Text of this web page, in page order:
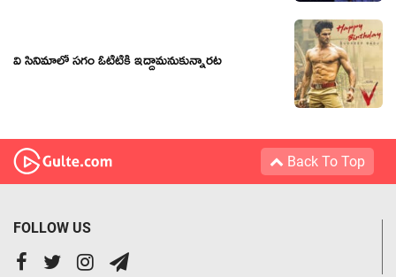
వి సినిమాలో స‌గం ఓటీటీకి ఇద్దామ‌నుకున్నార‌ట‌
Back To Top
FOLLOW US